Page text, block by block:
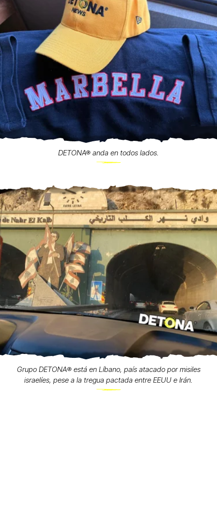
DETONA® anda en todos lados.
Grupo DETONA®️ está en Líbano, país atacado por misiles
israelíes, pese a la tregua pactada entre EEUU e Irán.